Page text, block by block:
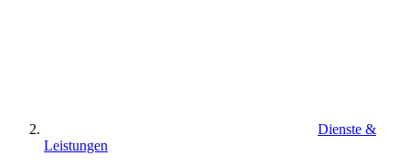
Dienste &
Leistungen